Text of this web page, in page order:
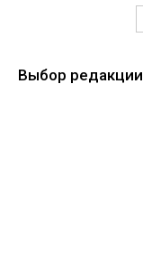
Выбор редакции